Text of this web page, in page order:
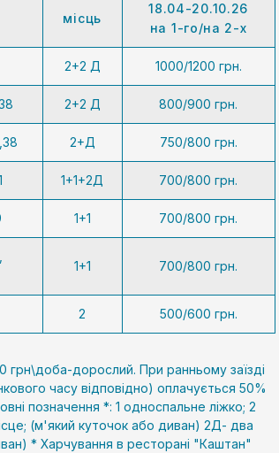
місць
18.04-20.10.26
на 1-го/на 2-х
2+2 Д 1000/1200 грн.
2+2 Д 800/900 грн.
2+Д 750/800 грн.
1+1+2Д 700/800 грн.
1+1 700/800 грн.
1+1 700/800 грн.
2 500/600 грн.
дорослий. При ранньому заїзді
часу відповідно) оплачується 50%
позначення *: 1 односпальне ліжко; 2
(м'який куточок або диван) 2Д- два
* Харчування в ресторані "Каштан"